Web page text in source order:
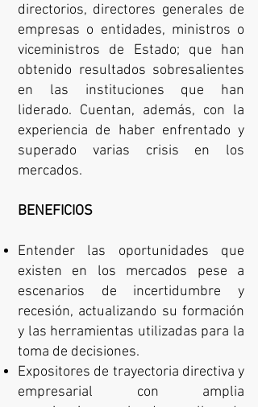
directorios, directores generales de
empresas o entidades, ministros o
viceministros de Estado; que han
obtenido resultados sobresalientes
en las instituciones que han
liderado. Cuentan, además, con la
experiencia de haber enfrentado y
superado varias crisis en los
mercados.
BENEFICIOS
Entender las oportunidades que
existen en los mercados pese a
escenarios de incertidumbre y
recesión, actualizando su formación
y las herramientas utilizadas para la
toma de decisiones.
Expositores de trayectoria directiva y
empresarial con amplia